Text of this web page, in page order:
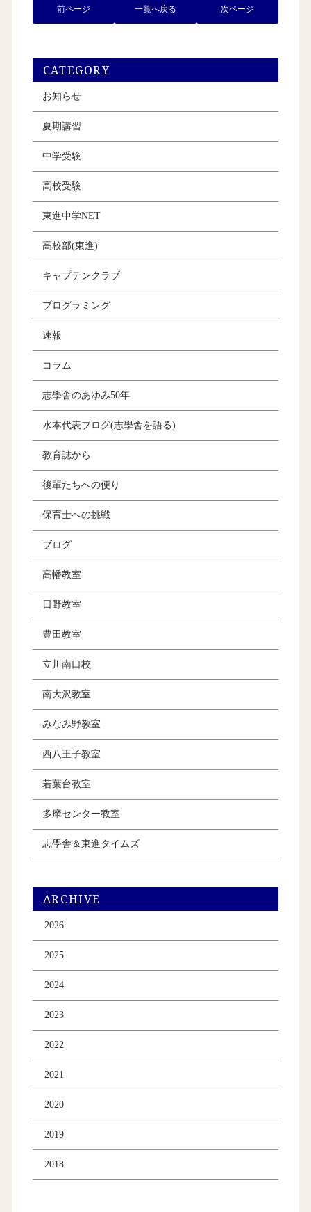
前ページ 一覧へ戻る 次ページ
CATEGORY
お知らせ
夏期講習
中学受験
高校受験
東進中学NET
高校部(東進)
キャプテンクラブ
プログラミング
速報
コラム
志學舎のあゆみ50年
水本代表ブログ(志學舎を語る)
教育誌から
後輩たちへの便り
保育士への挑戦
ブログ
高幡教室
日野教室
豊田教室
立川南口校
南大沢教室
みなみ野教室
西八王子教室
若葉台教室
多摩センター教室
志學舎＆東進タイムズ
ARCHIVE
2026
2025
2024
2023
2022
2021
2020
2019
2018